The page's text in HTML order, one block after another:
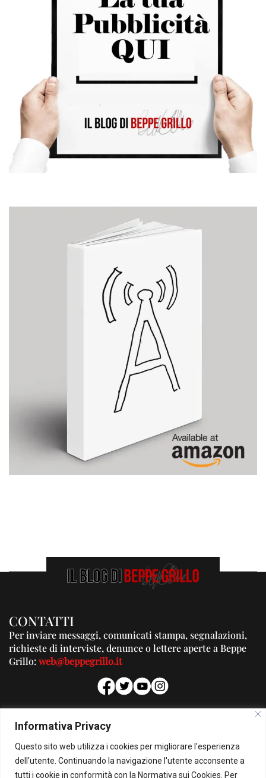
Informativa Privacy
Questo sito web utilizza i cookies per migliorare l'esperienza
dell'utente. Continuando la navigazione l'utente acconsente a
tutti i cookie in conformità con la Normativa sui Cookies. Per
CONTATTI
Per inviare messaggi, comunicati stampa, segnalazioni,
richieste di interviste, denunce o lettere aperte a Beppe
Grillo:web@beppegrillo.it
PUBBLICITA'
Per la tua pubblicità su questo Blog:
pubblicita@beppegrillo.it